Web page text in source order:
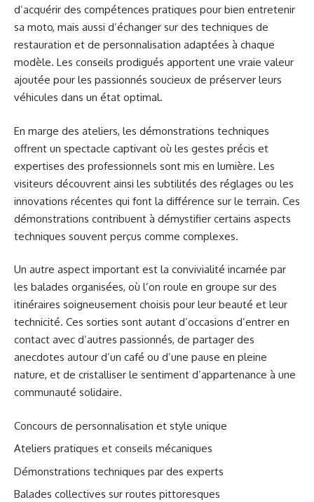
d’acquérir des compétences pratiques pour bien entretenir
sa moto, mais aussi d’échanger sur des techniques de
restauration et de personnalisation adaptées à chaque
modèle. Les conseils prodigués apportent une vraie valeur
ajoutée pour les passionnés soucieux de préserver leurs
véhicules dans un état optimal.
En marge des ateliers, les démonstrations techniques
offrent un spectacle captivant où les gestes précis et
expertises des professionnels sont mis en lumière. Les
visiteurs découvrent ainsi les subtilités des réglages ou les
innovations récentes qui font la différence sur le terrain. Ces
démonstrations contribuent à démystifier certains aspects
techniques souvent perçus comme complexes.
Un autre aspect important est la convivialité incarnée par
les balades organisées, où l’on roule en groupe sur des
itinéraires soigneusement choisis pour leur beauté et leur
technicité. Ces sorties sont autant d’occasions d’entrer en
contact avec d’autres passionnés, de partager des
anecdotes autour d’un café ou d’une pause en pleine
nature, et de cristalliser le sentiment d’appartenance à une
communauté solidaire.
Concours de personnalisation et style unique
Ateliers pratiques et conseils mécaniques
Démonstrations techniques par des experts
Balades collectives sur routes pittoresques